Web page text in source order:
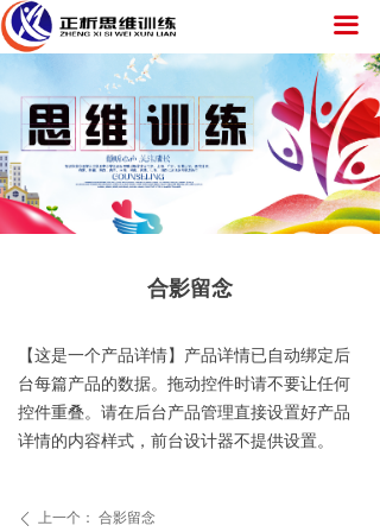
끀
网站首页
课程推荐
了解营训
新闻中心
营训课程
家长课程
各省基地
在线留言
联系我们
【这是一个产品详情】产品详情已自动绑定后
台每篇产品的数据。拖动控件时请不要让任何
控件重叠。请在后台产品管理直接设置好产品
详情的内容样式，前台设计器不提供设置。
ꄴ 上一个： 合影留念
合影留念